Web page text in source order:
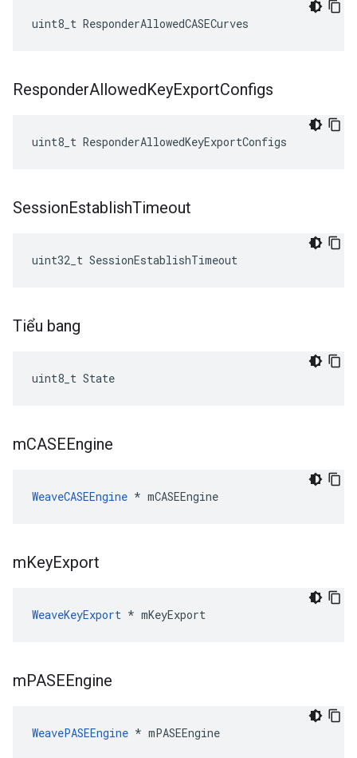
uint8_t ResponderAllowedCASECurves
ResponderAllowedKeyExportConfigs
uint8_t ResponderAllowedKeyExportConfigs
SessionEstablishTimeout
uint32_t SessionEstablishTimeout
Tiểu bang
uint8_t State
mCASEEngine
WeaveCASEEngine * mCASEEngine
mKeyExport
WeaveKeyExport * mKeyExport
mPASEEngine
WeavePASEEngine * mPASEEngine